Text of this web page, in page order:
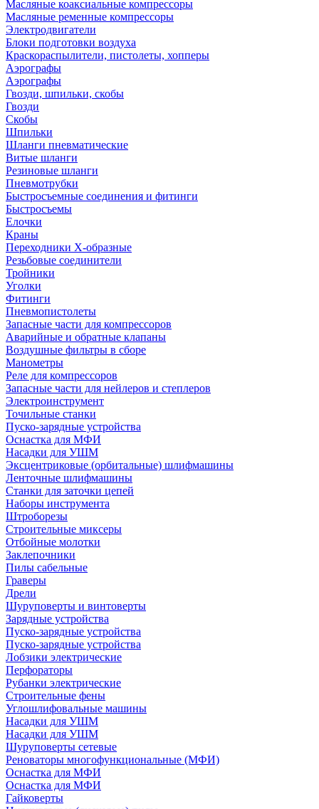
Масляные коаксиальные компрессоры
Масляные ременные компрессоры
Электродвигатели
Блоки подготовки воздуха
Краскораспылители, пистолеты, хопперы
Аэрографы
Аэрографы
Гвозди, шпильки, скобы
Гвозди
Скобы
Шпильки
Шланги пневматические
Витые шланги
Резиновые шланги
Пневмотрубки
Быстросъемные соединения и фитинги
Быстросъемы
Елочки
Краны
Переходники Х-образные
Резьбовые соединители
Тройники
Уголки
Фитинги
Пневмопистолеты
Запасные части для компрессоров
Аварийные и обратные клапаны
Воздушные фильтры в сборе
Манометры
Реле для компрессоров
Запасные части для нейлеров и степлеров
Электроинструмент
Точильные станки
Пуско-зарядные устройства
Оснастка для МФИ
Насадки для УШМ
Эксцентриковые (орбитальные) шлифмашины
Ленточные шлифмашины
Станки для заточки цепей
Наборы инструмента
Штроборезы
Строительные миксеры
Отбойные молотки
Заклепочники
Пилы сабельные
Граверы
Дрели
Шуруповерты и винтоверты
Зарядные устройства
Пуско-зарядные устройства
Пуско-зарядные устройства
Лобзики электрические
Перфораторы
Рубанки электрические
Строительные фены
Углошлифовальные машины
Насадки для УШМ
Насадки для УШМ
Шуруповерты сетевые
Реноваторы многофункциональные (МФИ)
Оснастка для МФИ
Оснастка для МФИ
Гайковерты